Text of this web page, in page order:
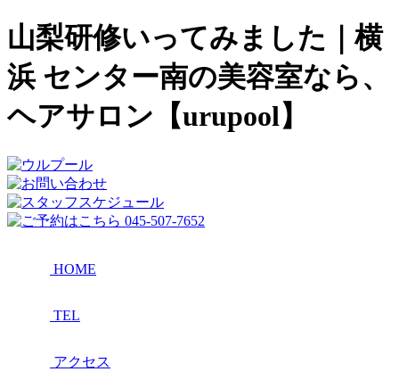
山梨研修いってみました｜横
浜 センター南の美容室なら、
ヘアサロン【urupool】
HOME
TEL
アクセス